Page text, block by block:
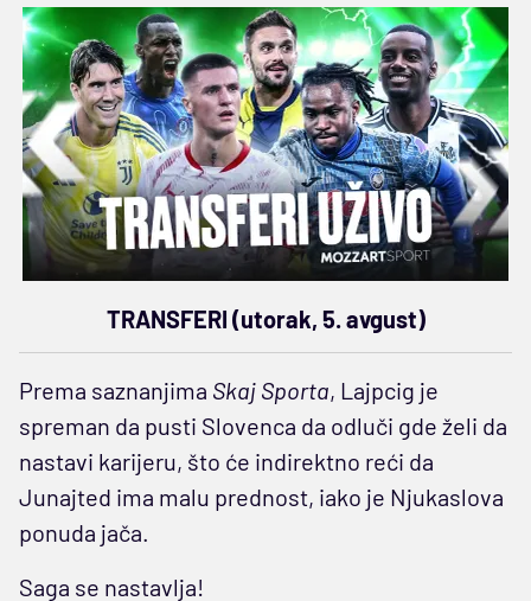
TRANSFERI (utorak, 5. avgust)
Prema saznanjima Skaj Sporta, Lajpcig je
spreman da pusti Slovenca da odluči gde želi da
nastavi karijeru, što će indirektno reći da
Junajted ima malu prednost, iako je Njukaslova
ponuda jača.
Saga se nastavlja!